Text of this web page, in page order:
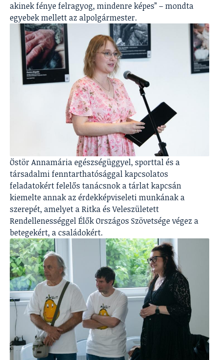
akinek fénye felragyog, mindenre képes” – mondta
egyebek mellett az alpolgármester.
Östör Annamária egészségüggyel, sporttal és a
társadalmi fenntarthatósággal kapcsolatos
feladatokért felelős tanácsnok a tárlat kapcsán
kiemelte annak az érdekképviseleti munkának a
szerepét, amelyet a Ritka és Veleszületett
Rendellenességgel Élők Országos Szövetsége végez a
betegekért, a családokért.